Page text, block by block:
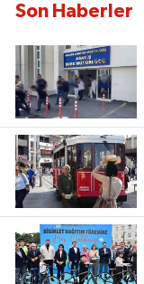
Son Haberler